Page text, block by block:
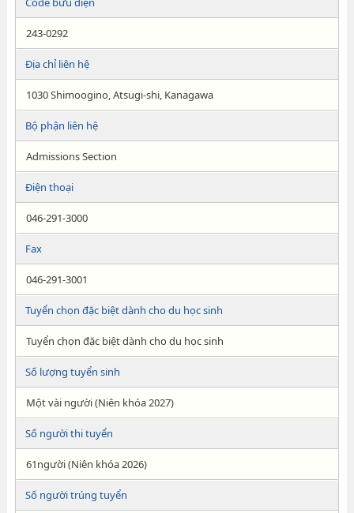
243-0292
Địa chỉ liên hệ
1030 Shimoogino, Atsugi-shi, Kanagawa
Bộ phận liên hệ
Admissions Section
Điện thoại
046-291-3000
Fax
046-291-3001
Tuyển chọn đặc biệt dành cho du học sinh
Tuyển chọn đặc biệt dành cho du học sinh
Số lượng tuyển sinh
Một vài người (Niên khóa 2027)
Số người thi tuyển
61người (Niên khóa 2026)
Số người trúng tuyển